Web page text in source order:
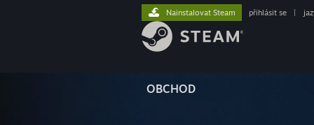
OBCHOD
Nainstalovat Steam přihlásit se